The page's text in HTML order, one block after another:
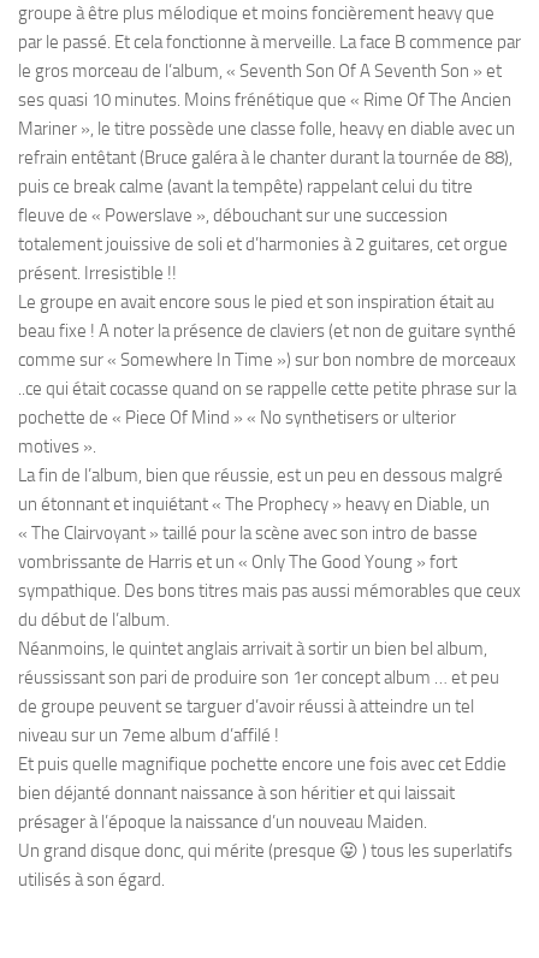
groupe à être plus mélodique et moins foncièrement heavy que
par le passé. Et cela fonctionne à merveille. La face B commence par
le gros morceau de l’album, « Seventh Son Of A Seventh Son » et
ses quasi 10 minutes. Moins frénétique que « Rime Of The Ancien
Mariner », le titre possède une classe folle, heavy en diable avec un
refrain entêtant (Bruce galéra à le chanter durant la tournée de 88),
puis ce break calme (avant la tempête) rappelant celui du titre
fleuve de « Powerslave », débouchant sur une succession
totalement jouissive de soli et d’harmonies à 2 guitares, cet orgue
présent. Irresistible !!
Le groupe en avait encore sous le pied et son inspiration était au
beau fixe ! A noter la présence de claviers (et non de guitare synthé
comme sur « Somewhere In Time ») sur bon nombre de morceaux
..ce qui était cocasse quand on se rappelle cette petite phrase sur la
pochette de « Piece Of Mind » « No synthetisers or ulterior
motives ».
La fin de l’album, bien que réussie, est un peu en dessous malgré
un étonnant et inquiétant « The Prophecy » heavy en Diable, un
« The Clairvoyant » taillé pour la scène avec son intro de basse
vombrissante de Harris et un « Only The Good Young » fort
sympathique. Des bons titres mais pas aussi mémorables que ceux
du début de l’album.
Néanmoins, le quintet anglais arrivait à sortir un bien bel album,
réussissant son pari de produire son 1er concept album … et peu
de groupe peuvent se targuer d’avoir réussi à atteindre un tel
niveau sur un 7eme album d’affilé !
Et puis quelle magnifique pochette encore une fois avec cet Eddie
bien déjanté donnant naissance à son héritier et qui laissait
présager à l’époque la naissance d’un nouveau Maiden.
Un grand disque donc, qui mérite (presque 😛 ) tous les superlatifs
utilisés à son égard.